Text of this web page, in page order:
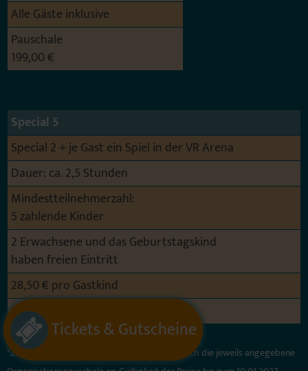
Alle Gäste inklusive
Pauschale
199,00 €
Special 5
Special 2 + je Gast ein Spiel in der VR Arena
Dauer: ca. 2,5 Stunden
Mindestteilnehmerzahl:
5 zahlende Kinder
2 Erwachsene und das Geburtstagskind
haben freien Eintritt
28,50 € pro Gastkind
Organisationspauschale 139,00 €*
*Zum Eintrittspreis pro Kind fällt zusätzlich noch die jeweils angegebene
Tickets & Gutscheine